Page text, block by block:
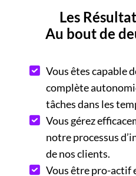
Les
Au bout de
Vous êtes capable
complète
tâches dans les
Vous gérez
notre processus
de nos clients.
Vous être pro-actif